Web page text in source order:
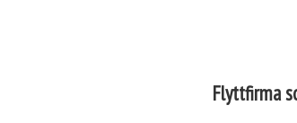
Flyttfirma